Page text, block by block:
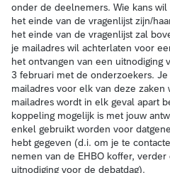
onder de deelnemers. Wie kans
het einde van de vragenlijst zijn/
het einde van de vragenlijst zal
je mailadres wil achterlaten voor
het ontvangen van een uitnodiging
3 februari met de onderzoekers.
mailadres voor elk van deze
mailadres wordt in elk geval apart
koppeling mogelijk is met jouw
enkel gebruikt worden voor
hebt gegeven (d.i. om je te
nemen van de EHBO koffer,
uitnodiging voor de debatdag).